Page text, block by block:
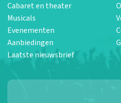
Cabaret en theater
Musicals
Evenementen
Aanbiedingen
Laatste nieuwsbrief